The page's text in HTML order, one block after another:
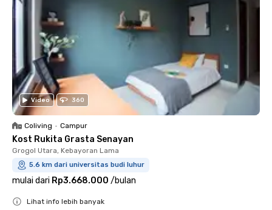
Video 360
Coliving • Campur
Kost Rukita Grasta Senayan
Grogol Utara, Kebayoran Lama
5.6 km dari universitas budi luhur
mulai dari Rp3.668.000 /bulan
Lihat info lebih banyak